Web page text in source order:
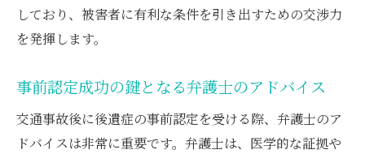
しており、被害者に有利な条件を引き出すための交渉力
を発揮します。
事前認定成功の鍵となる弁護士のアドバイス
交通事故後に後遺症の事前認定を受ける際、弁護士のア
ドバイスは非常に重要です。弁護士は、医学的な証拠や